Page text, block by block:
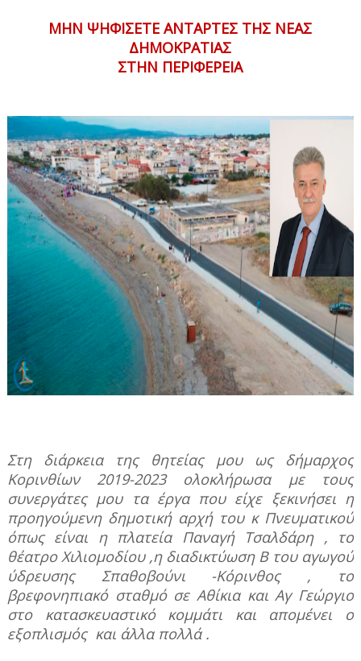
ΜΗΝ ΨΗΦΙΣΕΤΕ ΑΝΤΑΡΤΕΣ ΤΗΣ ΝΕΑΣ
ΔΗΜΟΚΡΑΤΙΑΣ
ΣΤΗΝ ΠΕΡΙΦΕΡΕΙΑ
Στη διάρκεια της θητείας μου ως δήμαρχος
Κορινθίων 2019-2023 ολοκλήρωσα με τους
συνεργάτες μου τα έργα που είχε ξεκινήσει η
προηγούμενη δημοτική αρχή του κ Πνευματικού
όπως είναι η πλατεία Παναγή Τσαλδάρη , το
θέατρο Χιλιομοδίου ,η διαδικτύωση Β του αγωγού
ύδρευσης Σπαθοβούνι -Κόρινθος , το
βρεφονηπιακό σταθμό σε Αθίκια και Αγ Γεώργιο
στο κατασκευαστικό κομμάτι και απομένει ο
εξοπλισμός και άλλα πολλά .